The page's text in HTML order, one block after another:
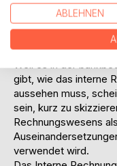
geeigneter
operative Risiken.
Banken eine große
Risiken in das
Weil es in der
gibt, wie das interne
aussehen muss,
sein, kurz zu
Rechnungswesens
verwendet wird.
ABLEHNEN